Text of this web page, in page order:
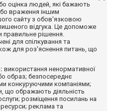
оцінка людей, які бажають
враження іншим
сайту з обов'язковою
відгука. Це допоможе
правильне рішення.
для спілкування та
для роз'яснення питань, що
використання ненормативної
образ; безпосереднє
конкуруючими компаніями;
що ображають діяльність
розміщення посилань на
ресурси; реклама та